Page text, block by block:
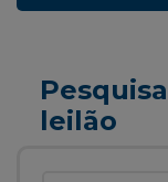
leilão